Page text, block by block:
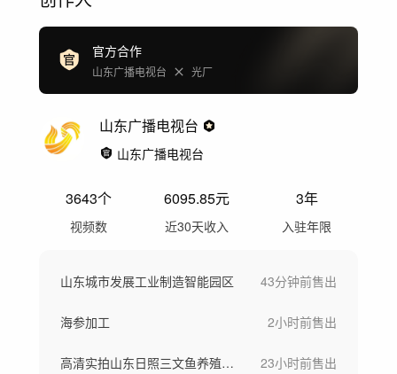
官方合作
山东广播电视台 光厂
山东广播电视台
山东广播电视台
3643个
视频数
6095.85元
近30天收入
3年
入驻年限
山东城市发展工业制造智能园区 43分钟前售出
海参加工 2小时前售出
高清实拍山东日照三文鱼养殖加工空镜 23小时前售出